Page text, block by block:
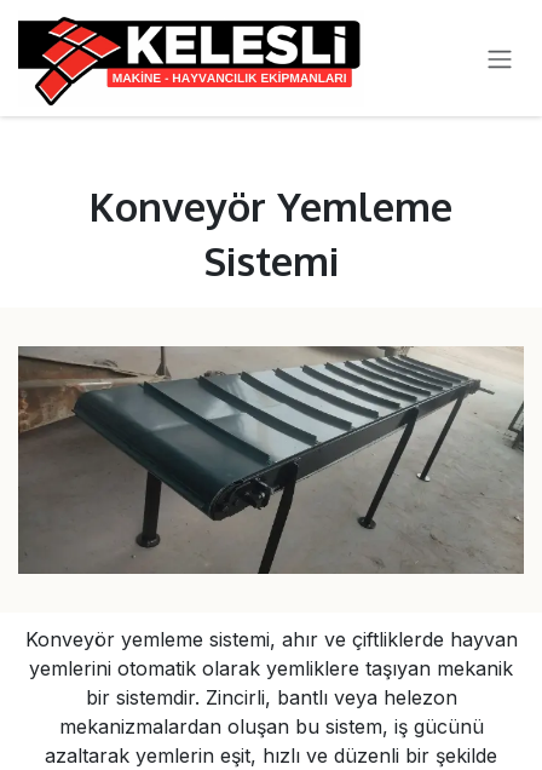
Konveyör Yemleme
Sistemi
Konveyör yemleme sistemi, ahır ve çiftliklerde hayvan
yemlerini otomatik olarak yemliklere taşıyan mekanik
bir sistemdir. Zincirli, bantlı veya helezon
mekanizmalardan oluşan bu sistem, iş gücünü
azaltarak yemlerin eşit, hızlı ve düzenli bir şekilde